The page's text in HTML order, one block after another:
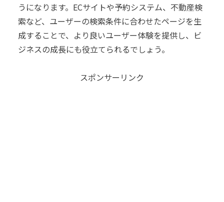
うになります。ECサイトや予約システム、不動産検
索など、ユーザーの検索条件に合わせたページを生
成することで、より良いユーザー体験を提供し、ビ
ジネスの成長にも役立てられるでしょう。
スポンサーリンク